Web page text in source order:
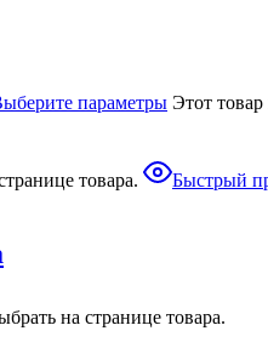
параметры Этот
товара.
Быстрый
на странице товара.